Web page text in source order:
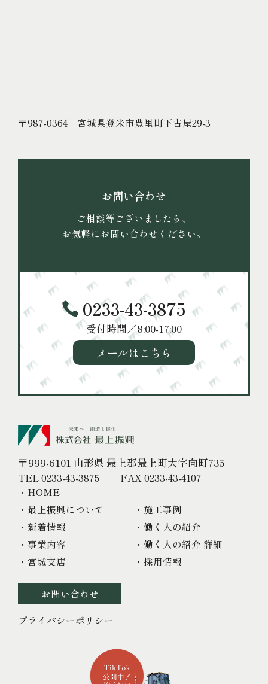
〒987-0364 宮城県登米市豊里町下古屋29-3
お問い合わせ
ご相談等ございましたら、
お気軽にお問い合わせください。
0233-43-3875
受付時間／8:00-17:00
メールはこちら
〒999-6101 山形県 最上郡最上町大字向町735
TEL 0233-43-3875
FAX 0233-43-4107
・HOME
・最上振興について
・新着情報
・事業内容
・宮城支店
・施工事例
・働く人の紹介
・働く人の紹介 詳細
・採用情報
お問い合わせ
プライバシーポリシー